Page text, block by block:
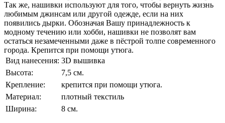
Так же, нашивки используют для того, чтобы вернуть жизнь
любимым джинсам или другой одежде, если на них
появились дырки. Обозначая Вашу принадлежность к
модному течению или хобби, нашивки не позволят вам
остаться незамеченными даже в пёстрой толпе современного
города. Крепится при помощи утюга.
Вид нанесения: 3D вышивка
Высота:
7,5 см.
Крепление:
крепится при помощи утюга.
Материал:
плотный текстиль
Ширина:
8 см.